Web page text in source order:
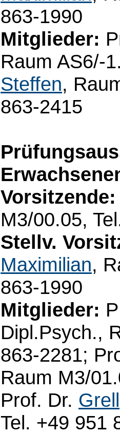
863-1990
Mitglieder:
Raum AS6/-
Steffen,
863-2415
Vorsitzende:
M3/00.05,
Stellv.
Maximilian,
863-1990
Mitglieder:
Dipl.Psych.,
863-2281;
Raum M3/
Prof. Dr.
Tel. +49 951